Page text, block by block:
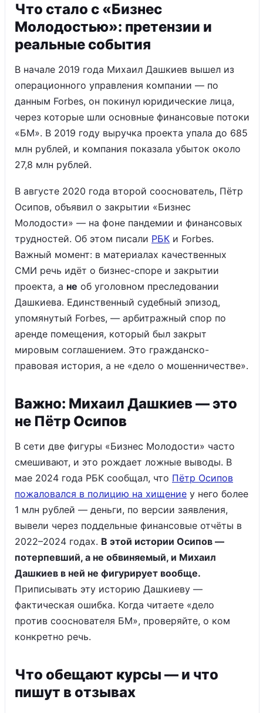
Что стало с «Бизнес
Молодостью»: претензии и
реальные события
В начале 2019 года Михаил Дашкиев вышел из
операционного управления компании — по
данным Forbes, он покинул юридические лица,
через которые шли основные финансовые потоки
«БМ». В 2019 году выручка проекта упала до 685
млн рублей, и компания показала убыток около
27,8 млн рублей.
В августе 2020 года второй сооснователь, Пётр
Осипов, объявил о закрытии «Бизнес
Молодости» — на фоне пандемии и финансовых
трудностей. Об этом писали РБК и Forbes.
Важный момент: в материалах качественных
СМИ речь идёт о бизнес-споре и закрытии
проекта, а не об уголовном преследовании
Дашкиева. Единственный судебный эпизод,
упомянутый Forbes, — арбитражный спор по
аренде помещения, который был закрыт
мировым соглашением. Это гражданско-
правовая история, а не «дело о мошенничестве».
Важно: Михаил Дашкиев — это
не Пётр Осипов
В сети две фигуры «Бизнес Молодости» часто
смешивают, и это рождает ложные выводы. В
мае 2024 года РБК сообщал, что Пётр Осипов
пожаловался в полицию на хищение у него более
1 млн рублей — деньги, по версии заявления,
вывели через поддельные финансовые отчёты в
2022–2024 годах. В этой истории Осипов —
потерпевший, а не обвиняемый, и Михаил
Дашкиев в ней не фигурирует вообще.
Приписывать эту историю Дашкиеву —
фактическая ошибка. Когда читаете «дело
против сооснователя БМ», проверяйте, о ком
конкретно речь.
Что обещают курсы — и что
пишут в отзывах